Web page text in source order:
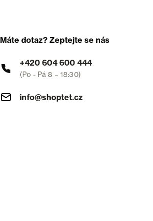
Máte dotaz? Zeptejte se nás
+420 604 600 444
(Po - Pá 8 – 18:30)
info@shoptet.cz